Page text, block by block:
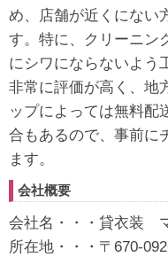
め、店舗が近くにない
す。特に、クリーニン
にシワにならないよう
非常に評価が高く、地
ップによっては無料配
合もあるので、事前に
ます。
会社概要
会社名・・・貸衣装
所在地・・・〒670-